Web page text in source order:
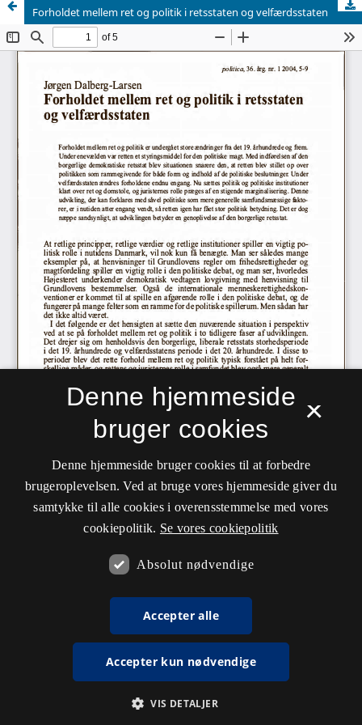
Forholdet mellem ret og politik i retsstaten og velfærdsstaten
×
Denne hjemmeside
bruger cookies
Denne hjemmeside bruger cookies til at forbedre
brugeroplevelsen. Ved at bruge vores hjemmeside giver du
samtykke til alle cookies i overensstemmelse med vores
cookiepolitik. Se vores cookiepolitik
Absolut nødvendige
Accepter alle
Accepter kun nødvendige
VIS DETALJER